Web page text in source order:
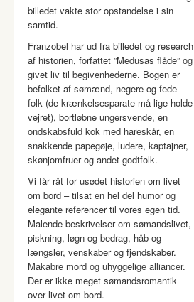
billedet vakte stor opstandelse i sin
samtid.
Franzobel har ud fra billedet og research
af historien, forfattet ”Medusas flåde” og
givet liv til begivenhederne. Bogen er
befolket af sømænd, negere og fede
folk (de krænkelsesparate må lige holde
vejret), bortløbne ungersvende, en
ondskabsfuld kok med hareskår, en
snakkende papegøje, ludere, kaptajner,
skønjomfruer og andet godtfolk.
Vi får råt for usødet historien om livet
om bord – tilsat en hel del humor og
elegante referencer til vores egen tid.
Malende beskrivelser om sømandslivet,
piskning, løgn og bedrag, håb og
længsler, venskaber og fjendskaber.
Makabre mord og uhyggelige alliancer.
Der er ikke meget sømandsromantik
over livet om bord.